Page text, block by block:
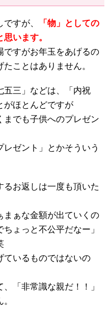
すが、
「物」としての
います。
ですがお年玉をあげるの
ことはありません。
五三」などは、「内祝
がほとんどですが
までも子供へのプレゼン
ゼント」とかそういう
お返しは一度も頂いた
まぁな金額が出ていくの
ょっと不公平だなー」
ているものではないの
「非常識な親だ！！」